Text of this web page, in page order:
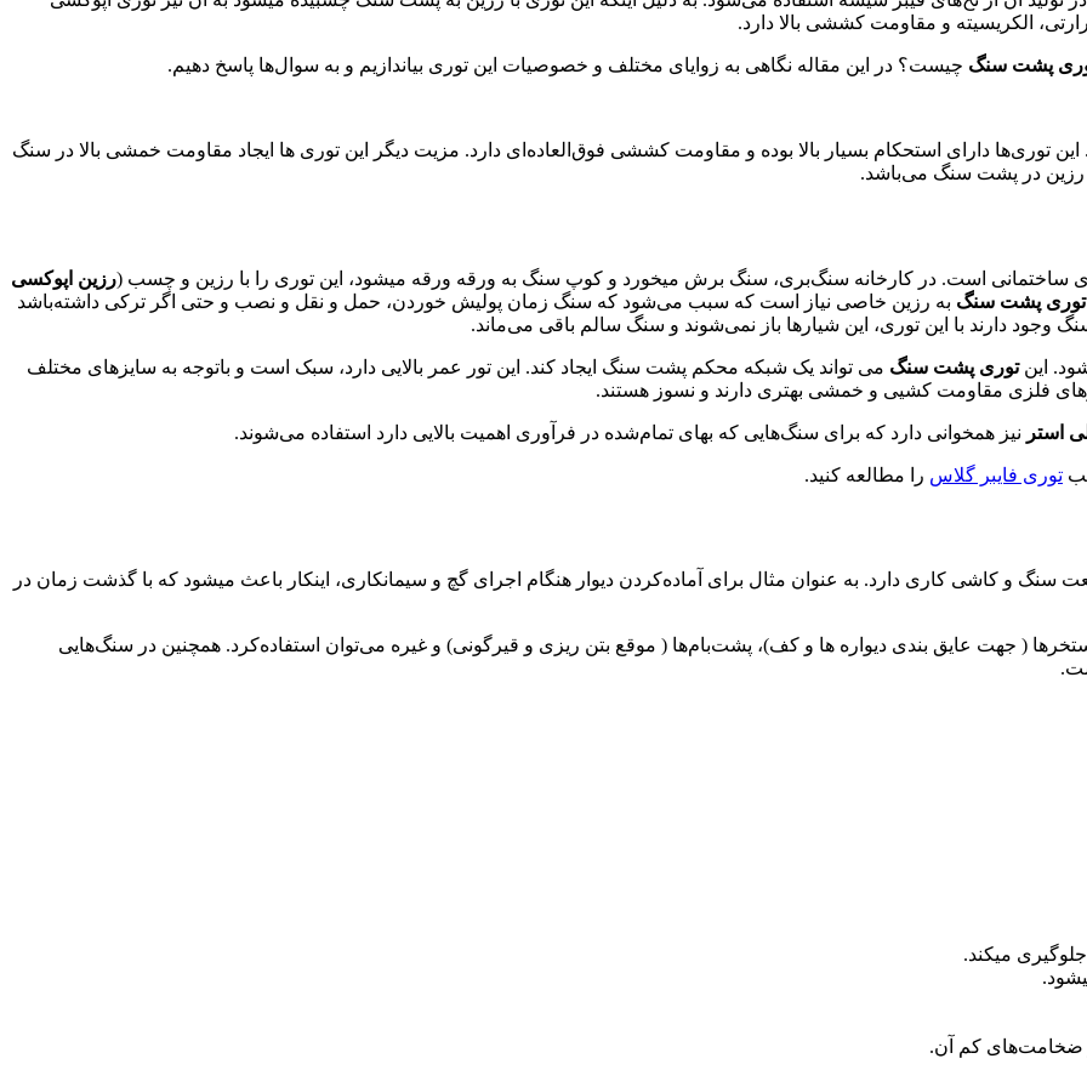
الکریسیته و مقاومت کششی بالا دارد.
پشت سنگ چیست؟ در این مقاله نگاهی به زوایای مختلف و خصوصیات این توری بیاندازیم و به سوال‌ها پاسخ دهیم.
توری‌ها دارای استحکام بسیار بالا بوده و مقاومت کششی فوق‌العاده‌ای دارد. مزیت دیگر این توری ها ایجاد مقاومت خمشی بالا در سنگ
رزین در پشت سنگ می‌باشد.
ساختمانی است. در کارخانه سنگ‌بری، سنگ برش میخورد و کوپ سنگ به ورقه‌ ورقه میشود، این توری‌ را با رزین و چسب (رزین اپوکسی
توری پشت سنگ به رزین خاصی نیاز است که سبب می‌شود که سنگ زمان پولیش خوردن، حمل و نقل و نصب و حتی اگر ترکی داشته‌باشد
دارند با این توری، این شیارها باز نمی‌شوند و سنگ سالم باقی می‌ماند.
این توری پشت سنگ می تواند یک شبکه محکم پشت سنگ ایجاد کند. این تور عمر بالایی دارد، سبک است و باتوجه به سایزهای مختلف
فلزی مقاومت کشیی و خمشی بهتری دارند و نسوز هستند.
استر نیز همخوانی دارد که برای سنگ‌هایی که بهای تمام‌شده در فرآوری اهمیت بالایی دارد استفاده می‌شوند.
توری فایبر گلاس را مطالعه کنید.
سنگ و کاشی کاری دارد. به عنوان مثال برای آماده‌کردن دیوار هنگام اجرای گچ و سیمانکاری، اینکار باعث میشود که با گذشت زمان در
( جهت عایق بندی دیواره ها و کف)، پشت‌بام‌ها ( موقع بتن ریزی و قیرگونی) و غیره می‌توان استفاده‌کرد. همچنین در سنگ‌هایی
میکند.
ضخامت‌های کم آن.